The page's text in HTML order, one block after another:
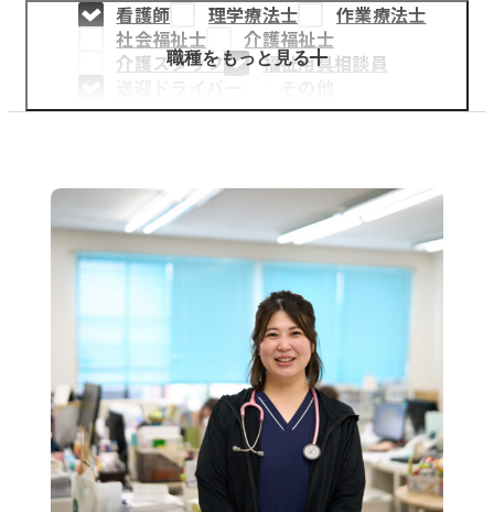
医療・介護事業
募集職種
お知らせ
看護師 理学療法士
作業療法士
社会福祉士
介護福祉士
介護スタッフ
福祉用具相談員
職種をもっと見る